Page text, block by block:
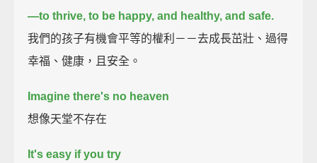
—to thrive, to be happy, and healthy, and safe.
我們的孩子有機會平等的權利－－去成長茁壯、過得
幸福、健康，且安全。
Imagine there's no heaven
想像天堂不存在
It's easy if you try